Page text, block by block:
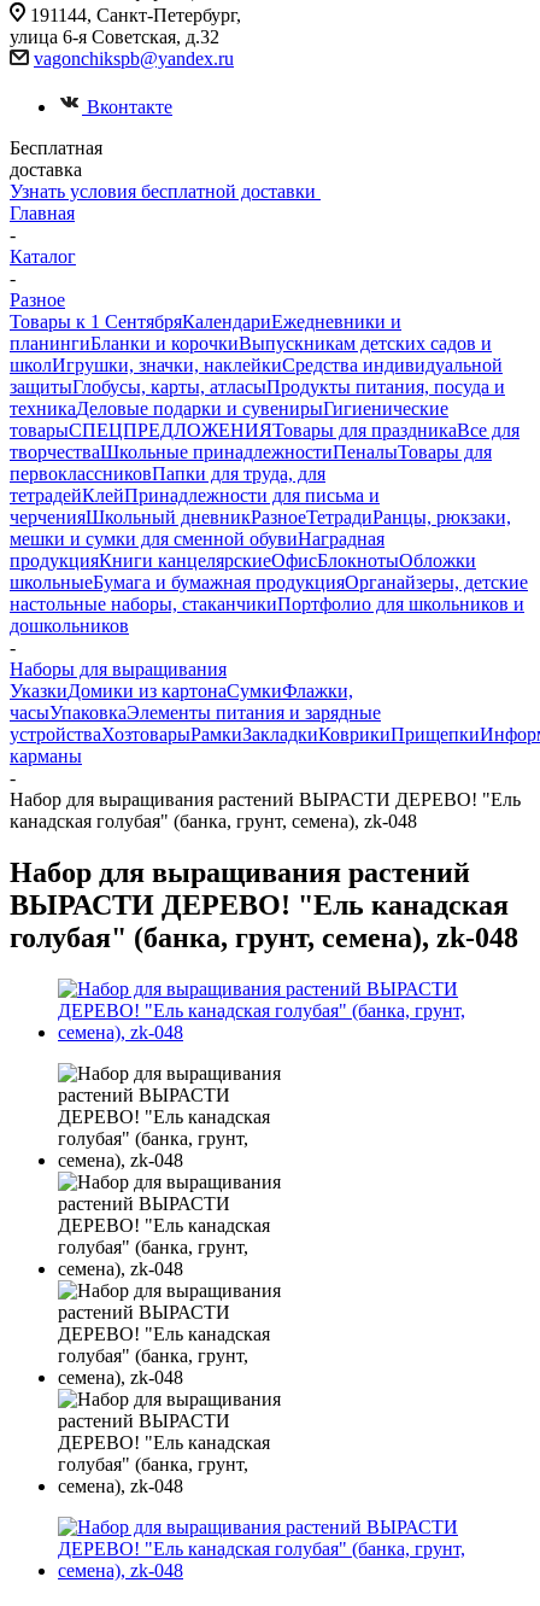
191144, Санкт-Петербург,
улица 6-я Советская, д.32
vagonchikspb@yandex.ru
Вконтакте
Бесплатная
доставка
Узнать условия бесплатной доставки
Главная
-
Каталог
-
Разное
Товары к 1 СентябряКалендариЕжедневники и
планингиБланки и корочкиВыпускникам детских садов и
школИгрушки, значки, наклейкиСредства индивидуальной
защитыГлобусы, карты, атласыПродукты питания, посуда и
техникаДеловые подарки и сувенирыГигиенические
товарыСПЕЦПРЕДЛОЖЕНИЯТовары для праздникаВсе для
творчестваШкольные принадлежностиПеналыТовары для
первоклассниковПапки для труда, для
тетрадейКлейПринадлежности для письма и
черченияШкольный дневникРазноеТетрадиРанцы, рюкзаки,
мешки и сумки для сменной обувиНаградная
продукцияКниги канцелярскиеОфисБлокнотыОбложки
школьныеБумага и бумажная продукцияОрганайзеры, детские
настольные наборы, стаканчикиПортфолио для школьников и
дошкольников
-
Наборы для выращивания
УказкиДомики из картонаСумкиФлажки,
часыУпаковкаЭлементы питания и зарядные
устройстваХозтоварыРамкиЗакладкиКоврикиПрищепки
карманы
-
Набор для выращивания растений ВЫРАСТИ ДЕРЕВО! "Ель
канадская голубая" (банка, грунт, семена), zk-048
Набор для выращивания растений
ВЫРАСТИ ДЕРЕВО! "Ель канадская
голубая" (банка, грунт, семена), zk-048